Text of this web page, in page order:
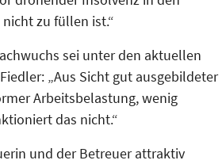
zu füllen ist.“
sei unter den aktuellen
„Aus Sicht gut ausgebildeter
Arbeitsbelastung, wenig
das nicht.“
und der Betreuer attraktiv